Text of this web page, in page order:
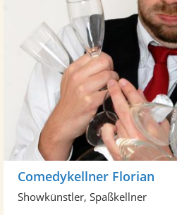
Comedykellner Florian
Showkünstler, Spaßkellner